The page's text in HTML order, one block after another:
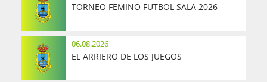
TORNEO FEMINO FUTBOL SALA 2026
06.08.2026
EL ARRIERO DE LOS JUEGOS